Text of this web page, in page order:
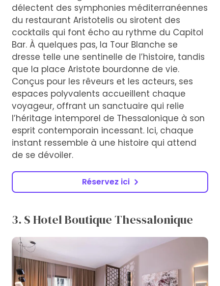
délectent des symphonies méditerranéennes
du restaurant Aristotelis ou sirotent des
cocktails qui font écho au rythme du Capitol
Bar. À quelques pas, la Tour Blanche se
dresse telle une sentinelle de l’histoire, tandis
que la place Aristote bourdonne de vie.
Conçus pour les rêveurs et les acteurs, ses
espaces polyvalents accueillent chaque
voyageur, offrant un sanctuaire qui relie
l’héritage intemporel de Thessalonique à son
esprit contemporain incessant. Ici, chaque
instant ressemble à une histoire qui attend
de se dévoiler.
Réservez ici
3. S Hotel Boutique Thessalonique